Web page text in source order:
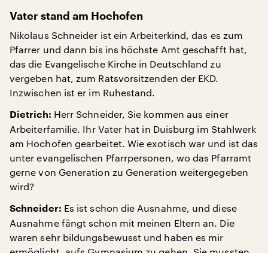
Vater stand am Hochofen
Nikolaus Schneider ist ein Arbeiterkind, das es zum
Pfarrer und dann bis ins höchste Amt geschafft hat,
das die Evangelische Kirche in Deutschland zu
vergeben hat, zum Ratsvorsitzenden der EKD.
Inzwischen ist er im Ruhestand.
Dietrich: Herr Schneider, Sie kommen aus einer
Arbeiterfamilie. Ihr Vater hat in Duisburg im Stahlwerk
am Hochofen gearbeitet. Wie exotisch war und ist das
unter evangelischen Pfarrpersonen, wo das Pfarramt
gerne von Generation zu Generation weitergegeben
wird?
Schneider: Es ist schon die Ausnahme, und diese
Ausnahme fängt schon mit meinen Eltern an. Die
waren sehr bildungsbewusst und haben es mir